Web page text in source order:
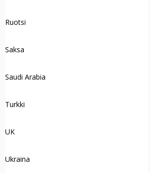
Ruotsi
Saksa
Saudi Arabia
Turkki
UK
Ukraina